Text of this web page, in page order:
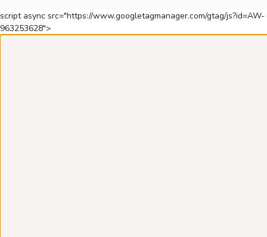
script async src="https://www.googletagmanager.com/gtag/js?id=AW-
963253628">